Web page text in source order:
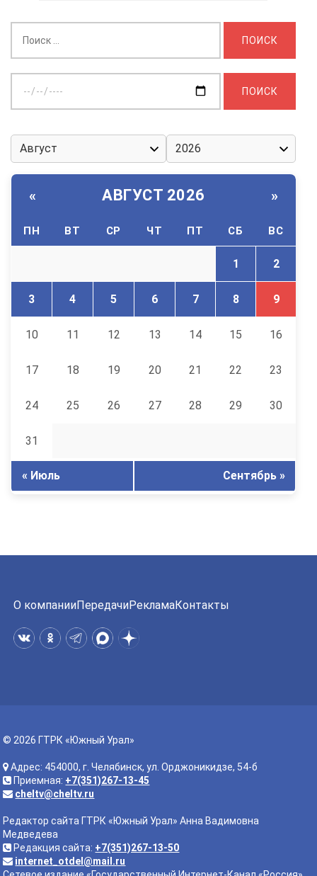
дату:
« АВГУСТ 2026 »
ПН ВТ СР ЧТ ПТ СБ ВС
1 2
3 4 5 6 7 8 9
10 11 12 13 14 15 16
17 18 19 20 21 22 23
24 25 26 27 28 29 30
31
« Июль Сентябрь »
О компанииПередачиРекламаКонтакты
© 2026 ГТРК «Южный Урал»
Адрес: 454000, г. Челябинск, ул. Орджоникидзе, 54-б
Приемная: +7(351)267-13-45
cheltv@cheltv.ru
Редактор сайта ГТРК «Южный Урал» Анна Вадимовна
Медведева
Редакция сайта: +7(351)267-13-50
internet_otdel@mail.ru